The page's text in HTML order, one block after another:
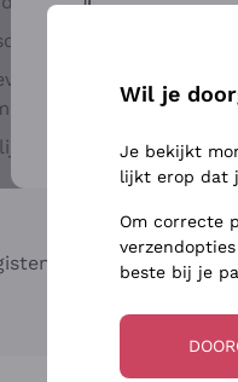
sulfieten
Wijnbouwers
Voor meer informatie,
Wil je
Je bekijkt
lijkt erop dat
Om correcte
beste bij je